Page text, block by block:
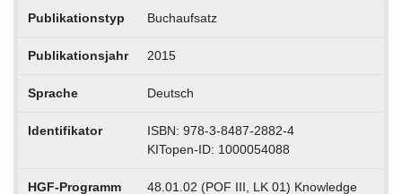
Publikationstyp Buchaufsatz
Publikationsjahr 2015
Sprache Deutsch
Identifikator
ISBN: 978-3-8487-2882-4
KITopen-ID: 1000054088
HGF-Programm 48.01.02 (POF III, LK 01) Knowledge